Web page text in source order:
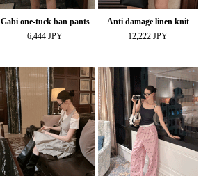
Gabi one-tuck ban pants
6,444 JPY
Anti damage linen knit
12,222 JPY